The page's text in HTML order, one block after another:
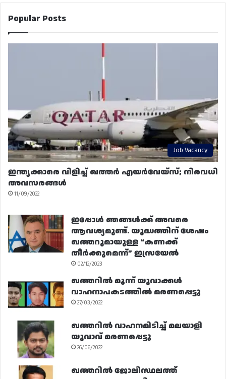
Popular Posts
Job Vacancy
ഇന്ത്യക്കാരെ വിളിച്ച് ഖത്തർ എയർവേയ്‌സ്; നിരവധി
അവസരങ്ങൾ
11/09/2022
ഇപ്പോൾ ഞങ്ങൾക്ക് അവരെ
ആവശ്യമുണ്ട്. യുദ്ധത്തിന് ശേഷം
ഖത്തറുമായുള്ള “കണക്ക്
തീർക്കുമെന്ന്” ഇസ്രയേൽ
02/12/2023
ഖത്തറിൽ മൂന്ന് യുവാക്കൾ
വാഹനാപകടത്തിൽ മരണപ്പെട്ടു
27/03/2022
ഖത്തറിൽ വാഹനമിടിച്ച് മലയാളി
യുവാവ് മരണപ്പെട്ടു
26/06/2022
ഖത്തറിൽ ജോലിസ്ഥലത്ത്